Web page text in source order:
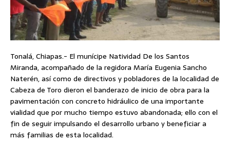
Tonalá, Chiapas.- El munícipe Natividad De los Santos
Miranda, acompañado de la regidora María Eugenia Sancho
Naterén, así como de directivos y pobladores de la localidad de
Cabeza de Toro dieron el banderazo de inicio de obra para la
pavimentación con concreto hidráulico de una importante
vialidad que por mucho tiempo estuvo abandonada; ello con el
fin de seguir impulsando el desarrollo urbano y beneficiar a
más familias de esta localidad.